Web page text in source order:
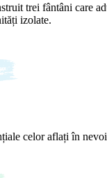
trei fântâni care
izolate.
celor aflați în